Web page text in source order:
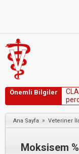
Önemli Bilgiler CLA
perd
den
kull
Ana Sayfa » Veteriner
Moksisem